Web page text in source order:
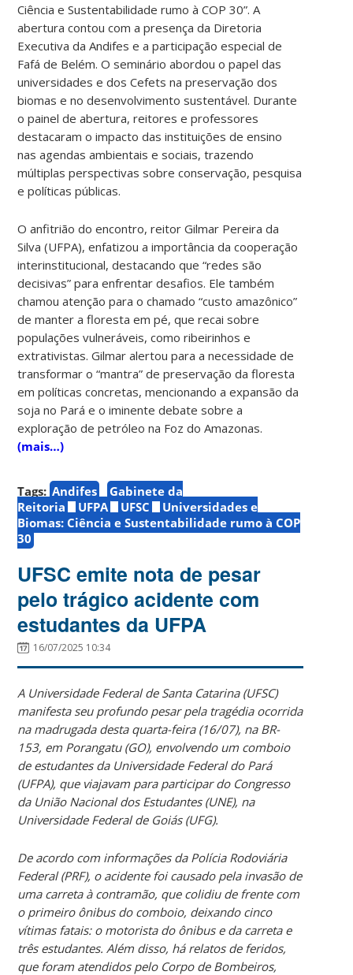
Ciência e Sustentabilidade rumo à COP 30”. A
abertura contou com a presença da Diretoria
Executiva da Andifes e a participação especial de
Fafá de Belém. O seminário abordou o papel das
universidades e dos Cefets na preservação dos
biomas e no desenvolvimento sustentável. Durante
o painel de abertura, reitores e professores
destacaram o impacto das instituições de ensino
nas agendas ambientais e sociais, trazendo
múltiplas perspectivas sobre conservação, pesquisa
e políticas públicas.
O anfitrião do encontro, reitor Gilmar Pereira da
Silva (UFPA), enfatizou a importância da cooperação
interinstitucional, destacando que “redes são
decisivas” para enfrentar desafios. Ele também
chamou atenção para o chamado “custo amazônico”
de manter a floresta em pé, que recai sobre
populações vulneráveis, como ribeirinhos e
extrativistas. Gilmar alertou para a necessidade de
transformar o “mantra” de preservação da floresta
em políticas concretas, mencionando a expansão da
soja no Pará e o iminente debate sobre a
exploração de petróleo na Foz do Amazonas.
(mais…)
Tags: Andifes
Gabinete da
Reitoria
UFPA UFSC
Universidades e
Biomas: Ciência e Sustentabilidade rumo à COP
30
UFSC emite nota de pesar
pelo trágico acidente com
estudantes da UFPA
16/07/2025 10:34
A Universidade Federal de Santa Catarina (UFSC)
manifesta seu profundo pesar pela tragédia ocorrida
na madrugada desta quarta-feira (16/07), na BR-
153, em Porangatu (GO), envolvendo um comboio
de estudantes da Universidade Federal do Pará
(UFPA), que viajavam para participar do Congresso
da União Nacional dos Estudantes (UNE), na
Universidade Federal de Goiás (UFG).
De acordo com informações da Polícia Rodoviária
Federal (PRF), o acidente foi causado pela invasão de
uma carreta à contramão, que colidiu de frente com
o primeiro ônibus do comboio, deixando cinco
vítimas fatais: o motorista do ônibus e da carreta e
três estudantes. Além disso, há relatos de feridos,
que foram atendidos pelo Corpo de Bombeiros,